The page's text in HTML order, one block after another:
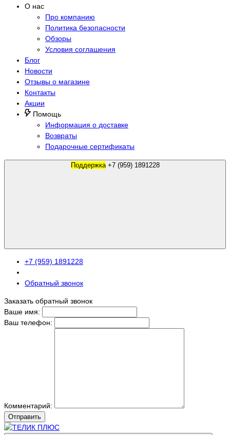
О нас
Про компанию
Политика безопасности
Обзоры
Условия соглашения
Блог
Новости
Отзывы о магазине
Контакты
Акции
Помощь
Информация о доставке
Возвраты
Подарочные сертификаты
Поддержка +7 (959) 1891228
+7 (959) 1891228
Обратный звонок
Заказать обратный звонок
Ваше имя:
Ваш телефон:
Комментарий:
Отправить